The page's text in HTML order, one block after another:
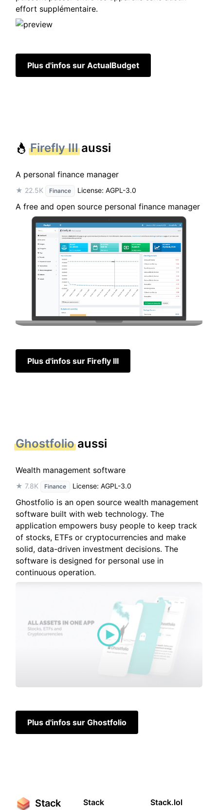
effort supplémentaire.
Plus d'infos sur ActualBudget
Firefly IIIaussi
A personal finance manager
★ 22.5K Finance License: AGPL-3.0
A free and open source personal finance manager
Plus d'infos sur Firefly III
Ghostfolioaussi
Wealth management software
★ 7.8K Finance License: AGPL-3.0
Ghostfolio is an open source wealth management
software built with web technology. The
application empowers busy people to keep track
of stocks, ETFs or cryptocurrencies and make
solid, data-driven investment decisions. The
software is designed for personal use in
continuous operation.
Plus d'infos sur Ghostfolio
Stack
Stack
Stack.lol